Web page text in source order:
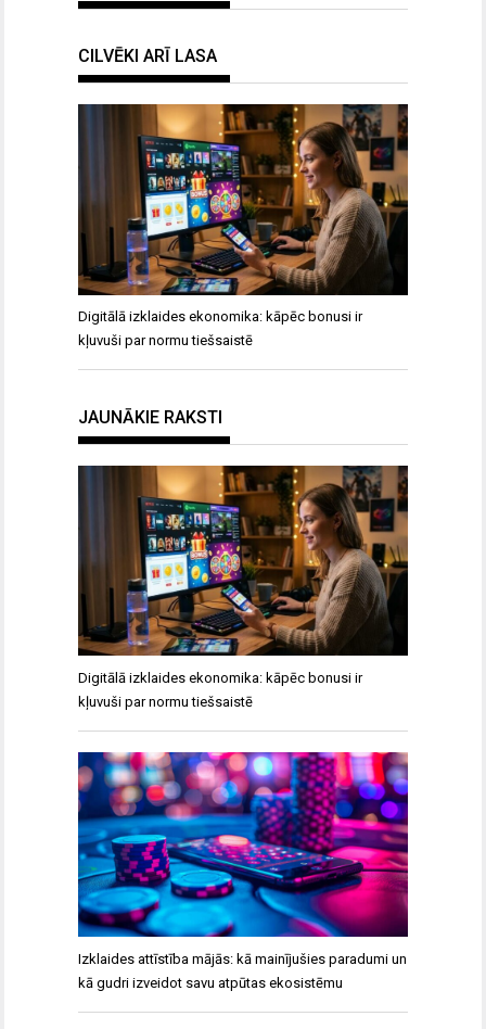
CILVĒKI ARĪ LASA
Digitālā izklaides ekonomika: kāpēc bonusi ir
kļuvuši par normu tiešsaistē
JAUNĀKIE RAKSTI
Digitālā izklaides ekonomika: kāpēc bonusi ir
kļuvuši par normu tiešsaistē
Izklaides attīstība mājās: kā mainījušies paradumi un
kā gudri izveidot savu atpūtas ekosistēmu